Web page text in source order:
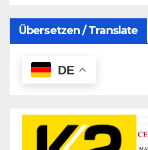
Übersetzen / Translate
DE